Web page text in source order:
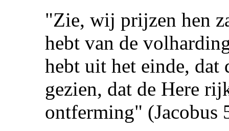
"Zie, wij prijzen hen
hebt van de
hebt uit het einde, dat
gezien, dat de Here
ontferming" (Jacobus